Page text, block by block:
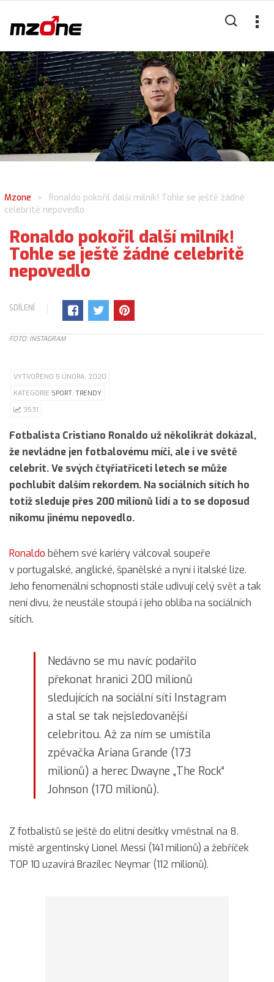
Mzone >
Ronaldo pokořil další milník! Tohle se ještě žádné
celebritě nepovedlo
Ronaldo pokořil další milník!
Tohle se ještě žádné celebritě
nepovedlo
SDÍLENÍ
FOTO: INSTAGRAM
VYTVOŘENO 5 ÚNORA, 2020
KATEGORIE SPORT, TRENDY
3531
Fotbalista Cristiano Ronaldo už několikrát dokázal,
že nevládne jen fotbalovému míči, ale i ve světě
celebrit. Ve svých čtyřiatřiceti letech se může
pochlubit dalším rekordem. Na sociálních sítích ho
totiž sleduje přes 200 milionů lidí a to se doposud
nikomu jinému nepovedlo.
Ronaldo během své kariéry válcoval soupeře
v portugalské, anglické, španělské a nyní i italské lize.
Jeho fenomenální schopnosti stále udivují celý svět a tak
není divu, že neustále stoupá i jeho obliba na sociálních
sítích.
Nedávno se mu navíc podařilo
překonat hranici 200 milionů
sledujících na sociální síti Instagram
a stal se tak nejsledovanější
celebritou. Až za ním se umístila
zpěvačka Ariana Grande (173
milionů) a herec Dwayne „The Rock“
Johnson (170 milionů).
Z fotbalistů se ještě do elitní desítky vměstnal na 8.
místě argentinský Lionel Messi (141 milionů) a žebříček
TOP 10 uzavírá Brazilec Neymar (112 milionů).